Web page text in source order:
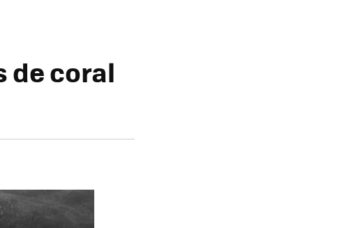
de coral